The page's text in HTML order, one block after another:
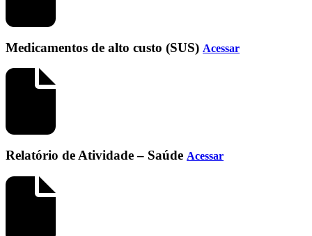
Medicamentos de alto custo (SUS) Acessar
Relatório de Atividade – Saúde Acessar